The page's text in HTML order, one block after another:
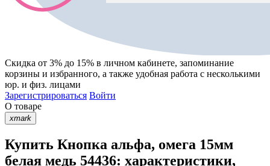
Скидка от 3% до 15% в личном кабинете, запоминание
корзины и избранного, а также удобная работа с несколькими
юр. и физ. лицами
Зарегистрироваться Войти
О товаре
xmark
Купить Кнопка альфа, омега 15мм
белая медь 54436: характеристики,